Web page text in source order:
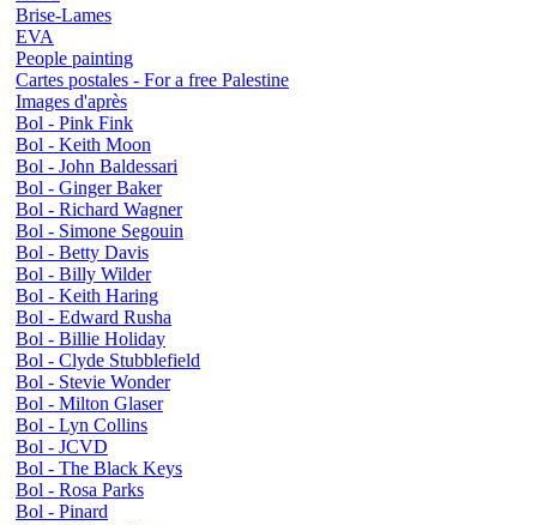
Brise-Lames
EVA
People painting
Cartes postales - For a free Palestine
Images d'après
Bol - Pink Fink
Bol - Keith Moon
Bol - John Baldessari
Bol - Ginger Baker
Bol - Richard Wagner
Bol - Simone Segouin
Bol - Betty Davis
Bol - Billy Wilder
Bol - Keith Haring
Bol - Edward Rusha
Bol - Billie Holiday
Bol - Clyde Stubblefield
Bol - Stevie Wonder
Bol - Milton Glaser
Bol - Lyn Collins
Bol - JCVD
Bol - The Black Keys
Bol - Rosa Parks
Bol - Pinard